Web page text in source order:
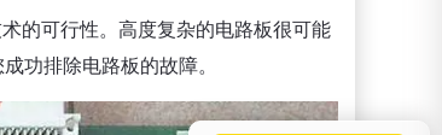
的可行性。高度复杂的电路板很可能
功排除电路板的故障。